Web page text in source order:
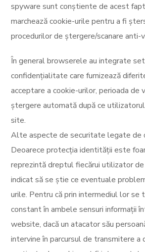
spyware sunt conștiente de acest
marchează cookie-urile pentru a fi
procedurilor de ștergere/scanare anti-
În general browserele au integrate
confidențialitate care furnizează
acceptare a cookie-urilor, perioada de
ștergere automată după ce
site.
Alte aspecte de securitate legate de
Deoarece protecția identității este
reprezintă dreptul fiecărui utilizator
indicat să se știe ce eventuale
urile. Pentru că prin intermediul lor se
constant în ambele sensuri informații
website, dacă un atacator său
intervine în parcursul de transmitere a